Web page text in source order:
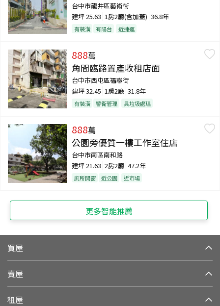
台中市龍井區藝術街
建坪25.63 1房2廳(含加蓋) 36.8年
有裝潢 有陽台 近捷運
888萬
角間臨路置產收租店面
台中市西屯區福聯街
建坪32.45 1房2廳 31.8年
有裝潢 警衛管理 具垃圾處理
888萬
公園旁優質一樓工作室住店
台中市南區南和路
建坪21.63 2房2廳 47.2年
廁所開窗 近公園 近市場
更多智能推薦
買屋
賣屋
租屋